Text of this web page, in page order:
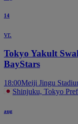
14
vr.
Tokyo Yakult
BayStars
18:00Meiji Jingu
Shinjuku, Tokyo
aug